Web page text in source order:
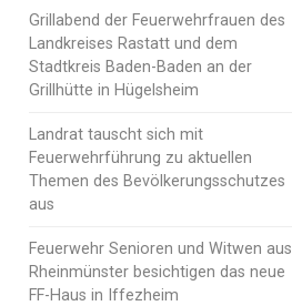
Grillabend der Feuerwehrfrauen des
Landkreises Rastatt und dem
Stadtkreis Baden-Baden an der
Grillhütte in Hügelsheim
Landrat tauscht sich mit
Feuerwehrführung zu aktuellen
Themen des Bevölkerungsschutzes
aus
Feuerwehr Senioren und Witwen aus
Rheinmünster besichtigen das neue
FF-Haus in Iffezheim